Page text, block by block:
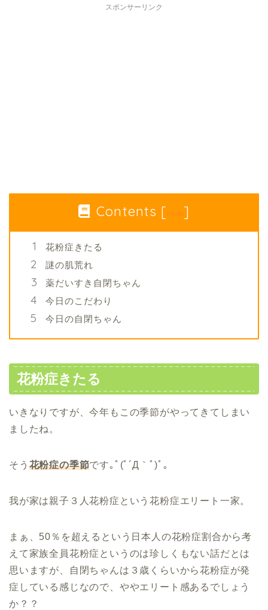
スポンサーリンク
Contents [ hide ]
花粉症きたる
謎の肌荒れ
薬だいすき自閉ちゃん
今日のこだわり
今日の自閉ちゃん
花粉症きたる
いきなりですが、今年もこの季節がやってきてしまい
ましたね。
そう 花粉症の季節です｡ﾟ(ﾟ´Д｀ﾟ)ﾟ｡
我が家は親子３人花粉症という花粉症エリート一家。
まぁ、50％を超えるという日本人の花粉症割合から考
えて家族全員花粉症というのは珍しくもない話だとは
思いますが、自閉ちゃんは３歳くらいから花粉症が発
症している感じなので、ややエリート感あるでしょう
か？？